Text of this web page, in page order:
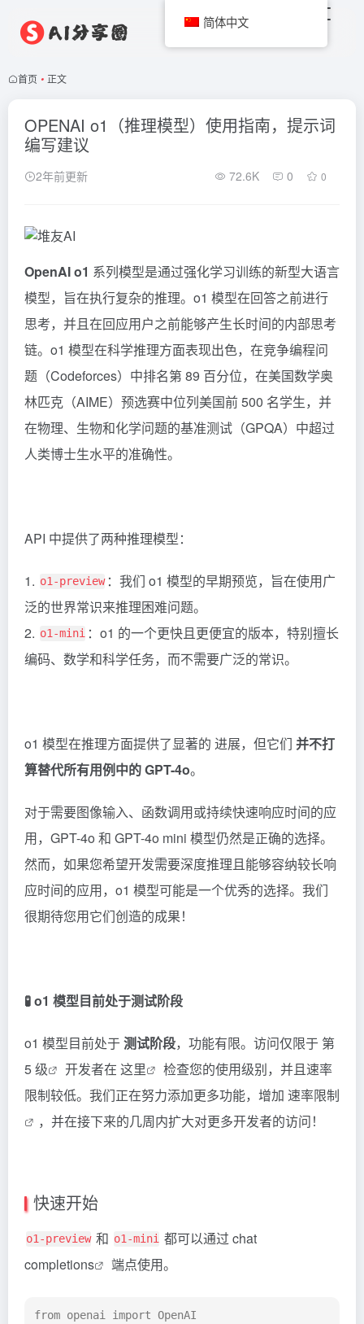
首页 • 正文
OPENAI o1（推理模型）使用指南，提示词
编写建议
2年前更新 72.6K 0 0
OpenAI o1 系列模型是通过强化学习训练的新型大语言
模型，旨在执行复杂的推理。o1 模型在回答之前进行
思考，并且在回应用户之前能够产生长时间的内部思考
链。o1 模型在科学推理方面表现出色，在竞争编程问
题（Codeforces）中排名第 89 百分位，在美国数学奥
林匹克（AIME）预选赛中位列美国前 500 名学生，并
在物理、生物和化学问题的基准测试（GPQA）中超过
人类博士生水平的准确性。
API 中提供了两种推理模型：
1. o1-preview ：我们 o1 模型的早期预览，旨在使用广
泛的世界常识来推理困难问题。
2. o1-mini ：o1 的一个更快且更便宜的版本，特别擅长
编码、数学和科学任务，而不需要广泛的常识。
o1 模型在推理方面提供了显著的 进展，但它们 并不打
算替代所有用例中的 GPT-4o。
对于需要图像输入、函数调用或持续快速响应时间的应
用，GPT-4o 和 GPT-4o mini 模型仍然是正确的选择。
然而，如果您希望开发需要深度推理且能够容纳较长响
应时间的应用，o1 模型可能是一个优秀的选择。我们
很期待您用它们创造的成果！
🧪 o1 模型目前处于测试阶段
o1 模型目前处于测试阶段，功能有限。访问仅限于 第
5 级
开发者在 这里
检查您的使用级别，并且速率
限制较低。我们正在努力添加更多功能，增加 速率限制
，并在接下来的几周内扩大对更多开发者的访问！
快速开始
o1-preview 和 o1-mini 都可以通过 chat
completions
端点使用。
from openai import OpenAI
简体中文